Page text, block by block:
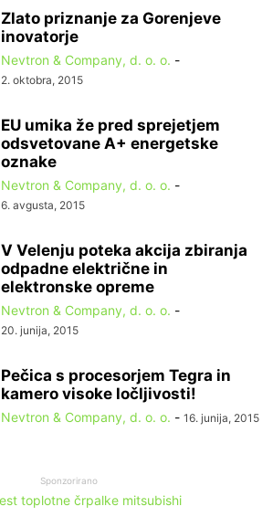
Zlato priznanje za Gorenjeve
inovatorje
Nevtron & Company, d. o. o. -
2. oktobra, 2015
EU umika že pred sprejetjem
odsvetovane A+ energetske
oznake
Nevtron & Company, d. o. o. -
6. avgusta, 2015
V Velenju poteka akcija zbiranja
odpadne električne in
elektronske opreme
Nevtron & Company, d. o. o. -
20. junija, 2015
Pečica s procesorjem Tegra in
kamero visoke ločljivosti!
Nevtron & Company, d. o. o. - 16. junija, 2015
Sponzorirano